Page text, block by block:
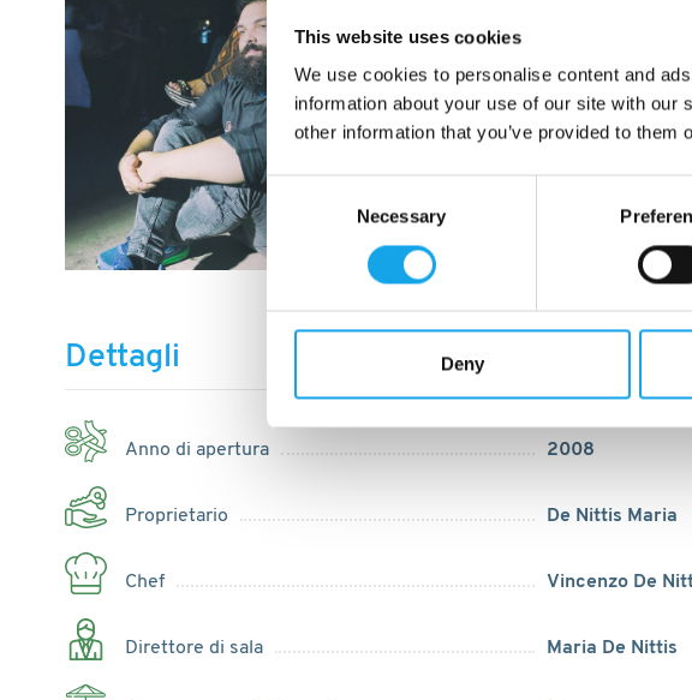
This website uses cookies
We use cookies to personalise content and
information about your use of our site with
other information that you’ve provided to
Necessary
Deny
Dettagli
Anno di apertura 2008
Proprietario De Nittis Maria
Chef Vincenzo De
Direttore di sala Maria De Nittis